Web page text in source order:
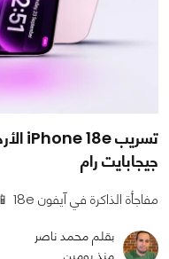
جيجابايت رام
مفاجأة الذاكرة في آيفون 18e 📱
بقلم محمد ناصر
منذ يومين